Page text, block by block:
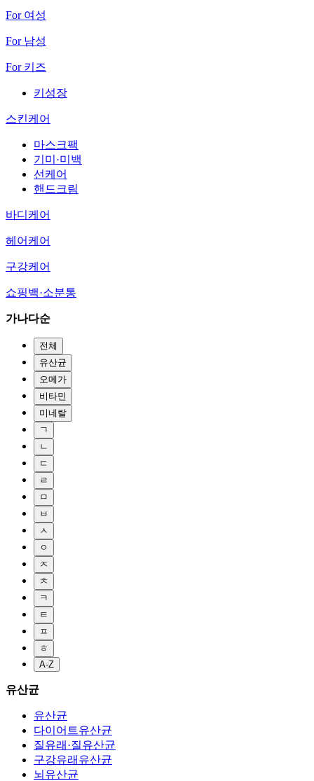
For 여성
For 남성
For 키즈
키성장
스킨케어
마스크팩
기미·미백
선케어
핸드크림
바디케어
헤어케어
구강케어
쇼핑백·소분통
가나다순
전체
유산균
오메가
비타민
미네랄
ㄱ
ㄴ
ㄷ
ㄹ
ㅁ
ㅂ
ㅅ
ㅇ
ㅈ
ㅊ
ㅋ
ㅌ
ㅍ
ㅎ
A-Z
유산균
유산균
다이어트유산균
질유래·질유산균
구강유래유산균
뇌유산균